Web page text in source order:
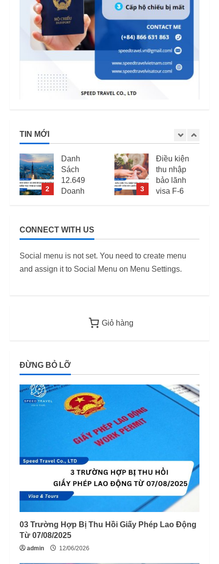
TIN MỚI
3
Điều kiện
thu nhập
bảo lãnh
visa F-6
Quy định
từ 2026
4
Mức phạt
quá hạn
visa Việt
Nam: Cập
CONNECT WITH US
Social menu is not set. You need to create menu
and assign it to Social Menu on Menu Settings.
Giỏ hàng
ĐỪNG BỎ LỠ
03 Trường Hợp Bị Thu Hồi Giấy Phép Lao Động
Từ 07/08/2025
admin 12/06/2026